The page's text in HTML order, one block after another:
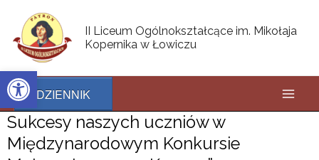
Open toolbar
content
II Liceum Ogólnokształcące im. Mikołaja
Kopernika w Łowiczu
DZIENNIK
Sukcesy naszych uczniów w
Międzynarodowym Konkursie
Sukcesy
naszych
pagination